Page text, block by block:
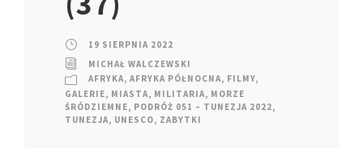
19 SIERPNIA 2022
MICHAŁ WALCZEWSKI
AFRYKA, AFRYKA PÓŁNOCNA, FILMY,
GALERIE, MIASTA, MILITARIA, MORZE
ŚRÓDZIEMNE, PODRÓŻ 051 – TUNEZJA 2022,
TUNEZJA, UNESCO, ZABYTKI